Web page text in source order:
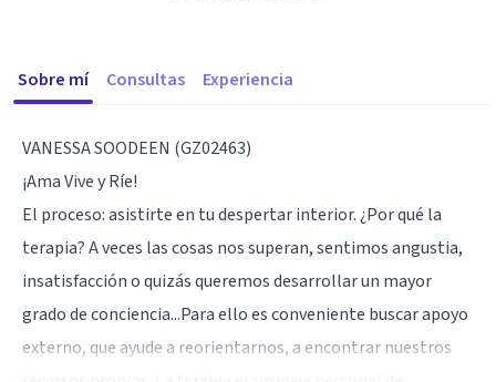
Sobre mí Consultas Experiencia
VANESSA SOODEEN (GZ02463)
¡Ama Vive y Ríe!
El proceso: asistirte en tu despertar interior. ¿Por qué la
terapia? A veces las cosas nos superan, sentimos angustia,
insatisfacción o quizás queremos desarrollar un mayor
grado de conciencia...Para ello es conveniente buscar apoyo
externo, que ayude a reorientarnos, a encontrar nuestros